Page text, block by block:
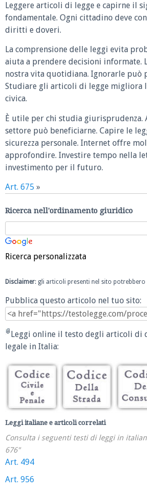
Leggere articoli di legge e capirne il
fondamentale. Ogni cittadino deve
diritti e doveri.
La comprensione delle leggi evita
aiuta a prendere decisioni informate.
nostra vita quotidiana. Ignorarle può
Studiare gli articoli di legge migliora
civica.
È utile per chi studia giurisprudenza.
settore può beneficiarne. Capire le
sicurezza personale. Internet offre
approfondire. Investire tempo nella
investimento per il futuro.
Art. 675 »
Ricerca nell'ordinamento giuridico
Ricerca personalizzata
Disclaimer: gli articoli presenti nel sito
Pubblica questo articolo nel tuo sito:
Leggi online il testo degli articoli di
legale in Italia:
Leggi italiane e articoli correlati
Consulta i seguenti testi di leggi in
676"
Art. 494
Art. 956